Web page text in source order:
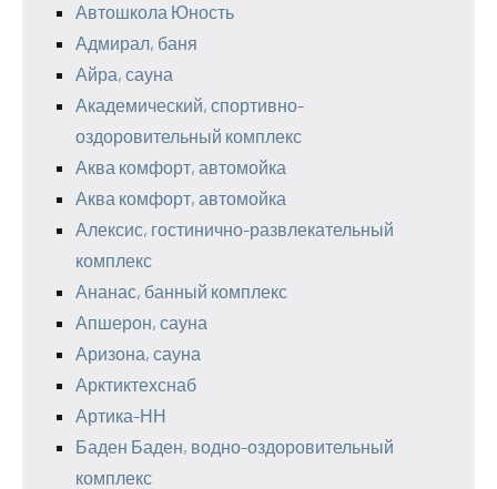
Автошкола Юность
Адмирал, баня
Айра, сауна
Академический, спортивно-
оздоровительный комплекс
Аква комфорт, автомойка
Аква комфорт, автомойка
Алексис, гостинично-развлекательный
комплекс
Ананас, банный комплекс
Апшерон, сауна
Аризона, сауна
Арктиктехснаб
Артика-НН
Баден Баден, водно-оздоровительный
комплекс